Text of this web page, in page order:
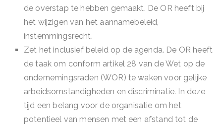
de overstap te hebben gemaakt. De OR heeft bij
het wijzigen van het aannamebeleid,
instemmingsrecht.
Zet het inclusief beleid op de agenda. De OR heeft
de taak om conform artikel 28 van de Wet op de
ondernemingsraden (WOR) te waken voor gelijke
arbeidsomstandigheden en discriminatie. In deze
tijd een belang voor de organisatie om het
potentieel van mensen met een afstand tot de